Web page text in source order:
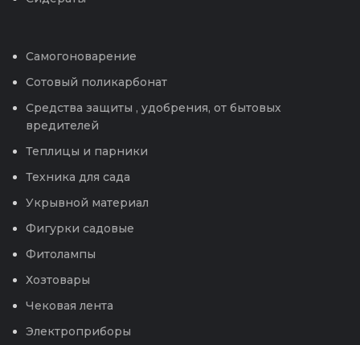
Самогоноварение
Сотовый поликарбонат
Средства защиты , удобрения, от бытовых
вредителей
Теплицы и парники
Техника для сада
Укрывной материал
Фигурки садовые
Фитолампы
Хозтовары
Чековая лента
Электроприборы